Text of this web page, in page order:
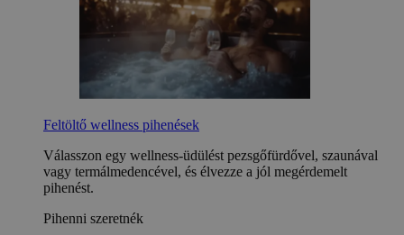
Feltöltő wellness pihenések
Válasszon egy wellness-üdülést pezsgőfürdővel, szaunával
vagy termálmedencével, és élvezze a jól megérdemelt
pihenést.
Pihenni szeretnék